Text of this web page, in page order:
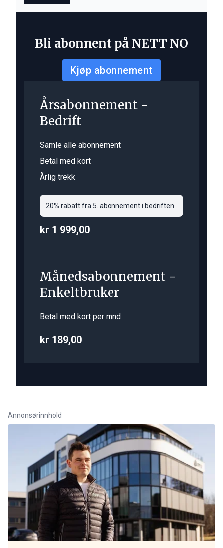
Bli abonnent på NETT NO
Kjøp abonnement
Årsabonnement -
Bedrift
Samle alle abonnement
Betal med kort
Årlig trekk
20% rabatt fra 5. abonnement i bedriften.
kr 1 999,00
Månedsabonnement -
Enkeltbruker
Betal med kort per mnd
kr 189,00
Annonsørinnhold